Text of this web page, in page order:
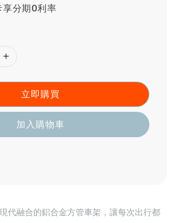
享分期0利率
立即購買
加入購物車
代融合的鋁合金方管車架，讓每次出行都